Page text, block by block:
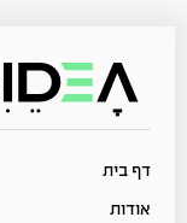
דף בית
אודות